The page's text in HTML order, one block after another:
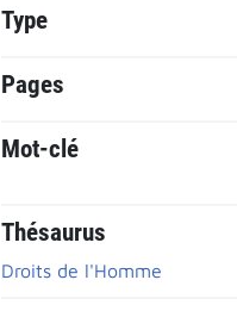
Type
Pages
Mot-clé
Thésaurus
Droits de l'Homme